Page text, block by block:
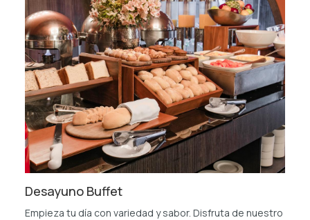
Desayuno Buffet
Empieza tu día con variedad y sabor. Disfruta de nuestro